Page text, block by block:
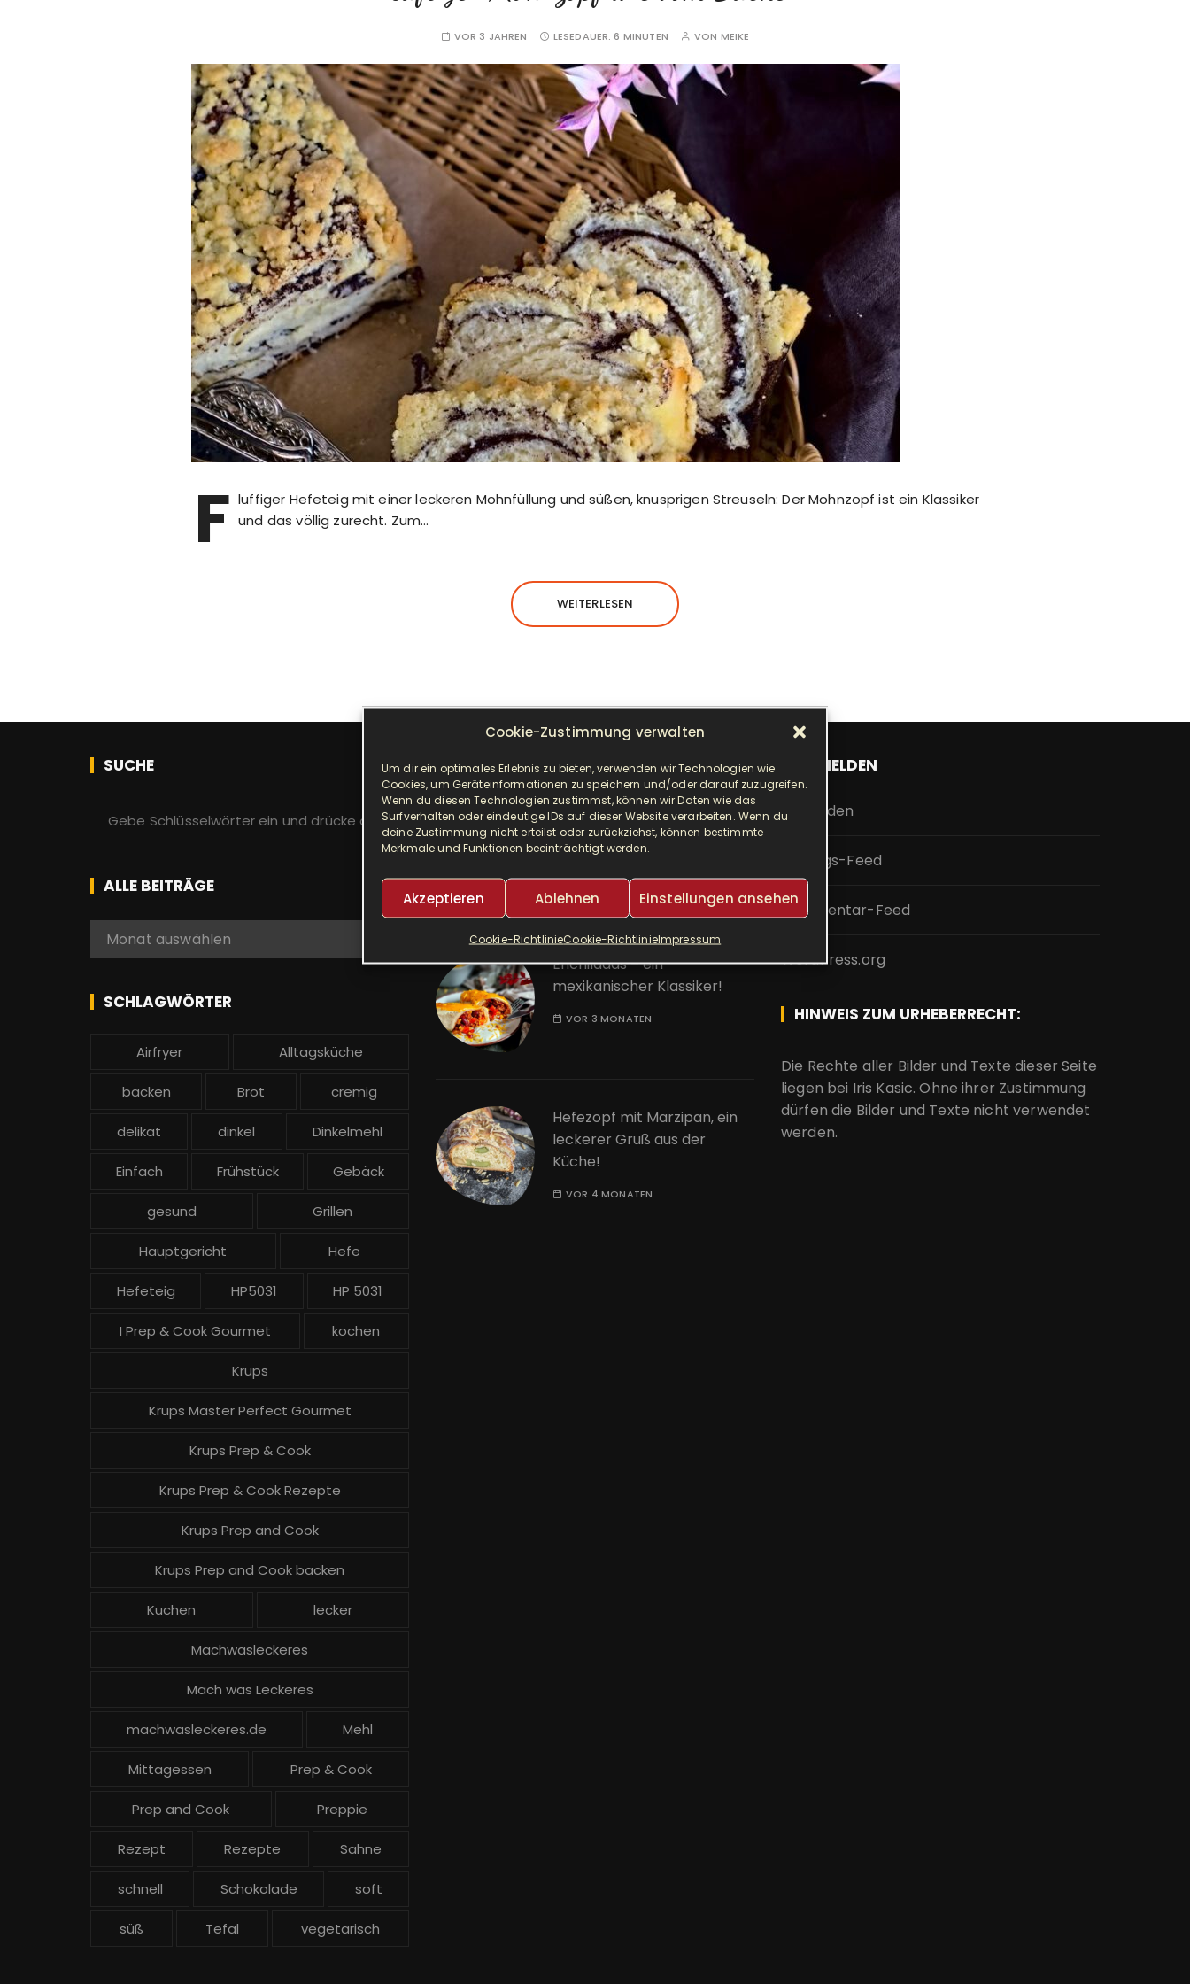
Cookie-Zustimmung verwalten
Um dir ein optimales Erlebnis zu bieten, verwenden wir Technologien wie
Cookies, um Geräteinformationen zu speichern und/oder darauf zuzugreifen.
Wenn du diesen Technologien zustimmst, können wir Daten wie das
Surfverhalten oder eindeutige IDs auf dieser Website verarbeiten. Wenn du
deine Zustimmung nicht erteilst oder zurückziehst, können bestimmte
Merkmale und Funktionen beeinträchtigt werden.
Akzeptieren Ablehnen Einstellungen ansehen
Cookie-RichtlinieCookie-RichtlinieImpressum
VOR 3 JAHREN LESEDAUER:6 MINUTEN VON MEIKE
F luffiger Hefeteig mit einer leckeren Mohnfüllung und süßen, knusprigen Streuseln: Der Mohnzopf ist ein Klassiker
und das völlig zurecht. Zum…
WEITERLESEN
SUCHE
h
e
n
c
:
ALLE BEITRÄGE
e
Monat auswählen
SCHLAGWÖRTER
Airfryer Alltagsküche
backen Brot cremig
delikat dinkel Dinkelmehl
Einfach Frühstück Gebäck
gesund Grillen
Hauptgericht Hefe
Hefeteig HP5031 HP 5031
I Prep & Cook Gourmet kochen
Krups
Krups Master Perfect Gourmet
Krups Prep & Cook
Krups Prep & Cook Rezepte
Krups Prep and Cook
Krups Prep and Cook backen
Kuchen lecker
Machwasleckeres
Mach was Leckeres
machwasleckeres.de Mehl
Mittagessen Prep & Cook
Prep and Cook Preppie
Rezept Rezepte Sahne
schnell Schokolade soft
süß Tefal vegetarisch
NEUESTE BEITRÄGE
Djuvec als Risotto! So ein
leckerer One Pot!
Enchiladas – ein
mexikanischer Klassiker!
VOR 3 MONATEN
Hefezopf mit Marzipan, ein
leckerer Gruß aus der
Küche!
VOR 4 MONATEN
ANMELDEN
Anmelden
Eintrags-Feed
Kommentar-Feed
WordPress.org
HINWEIS ZUM URHEBERRECHT:
Die Rechte aller Bilder und Texte dieser Seite
liegen bei Iris Kasic. Ohne ihrer Zustimmung
dürfen die Bilder und Texte nicht verwendet
werden.